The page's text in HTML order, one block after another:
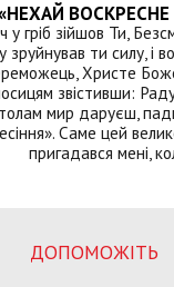
у гріб зійшов Ти,
зруйнував ти силу, і
Христе
звістивши:
мир даруєш,
Саме цей
пригадався мені,
ДОПОМОЖІТЬ